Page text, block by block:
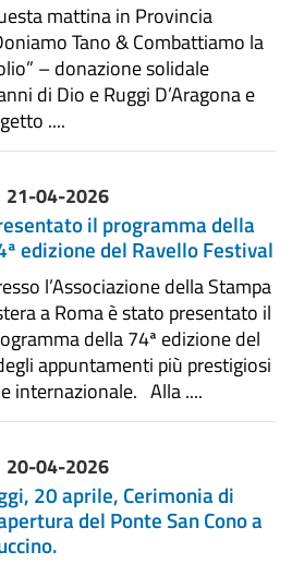
mattina in Provincia
Tano & Combattiamo la
– donazione solidale
di Dio e Ruggi D’Aragona e
....
21-04-2026
il programma della
edizione del Ravello Festival
l’Associazione della Stampa
a Roma è stato presentato il
della 74ª edizione del
appuntamenti più prestigiosi
internazionale. Alla ....
20-04-2026
20 aprile, Cerimonia di
del Ponte San Cono a